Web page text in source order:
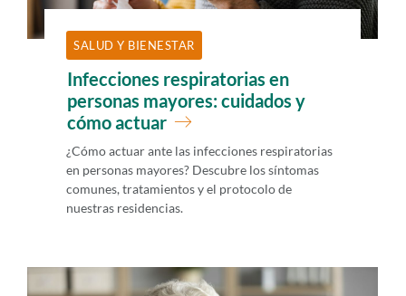
c
SALUD Y BIENESTAR
Infecciones respiratorias en
personas mayores: cuidados y
cómo actuar
¿Cómo actuar ante las infecciones respiratorias
en personas mayores? Descubre los síntomas
comunes, tratamientos y el protocolo de
nuestras residencias.